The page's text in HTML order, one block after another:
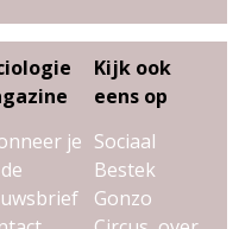
je
Kijk ook
eens op
Sociaal
Bestek
Gonzo